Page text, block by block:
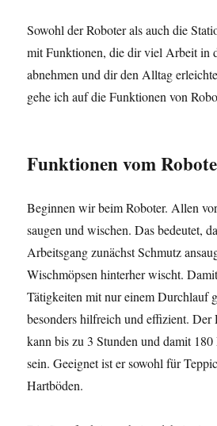
Sowohl der Roboter als auch die
mit Funktionen, die dir viel Arbeit in
abnehmen und dir den Alltag
gehe ich auf die Funktionen von
Funktionen vom
Beginnen wir beim Roboter. Allen
saugen und wischen. Das bedeutet,
Arbeitsgang zunächst Schmutz
Wischmöpsen hinterher wischt.
Tätigkeiten mit nur einem Durchlauf
besonders hilfreich und effizient. Der
kann bis zu 3 Stunden und damit
sein. Geeignet ist er sowohl für
Hartböden.